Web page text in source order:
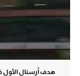
تقرير في الجول
حكايات في الجول
كويز في الجول
حكايات في الجول
هدف أرسنال الأول